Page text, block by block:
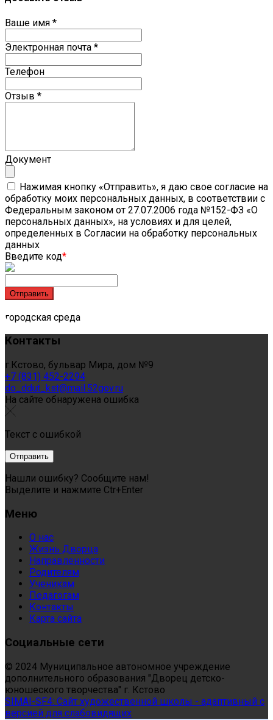
Ваше имя *
Электронная почта *
Телефон
Отзыв *
Документ
Нажимая кнопку «Отправить», я даю свое согласие на
обработку моих персональных данных, в соответствии с
Федеральным законом от 27.07.2006 года №152-ФЗ «О
персональных данных», на условиях и для целей,
определенных в Согласии на обработку персональных
данных
Введите код*
городская среда
Контакты
г.Кстово, бульвар Мира, дом №9
+7 (831) 452-2294
do_ddut_kst@mail.52gov.ru
На сайте обнаружена ошибка
Текст с ошибкой
Нашли ошибку? Сообщите нам!
Выделите и нажмите Ctr+Enter
Меню
О нас
Жизнь Дворца
Направленности
Родителям
Ученикам
Педагогам
Контакты
Карта сайта
Социальные сети
© 2024 Муниципальное автономное учреждение
дополнительного образования "Дворец детско-
юношеского творчества" г. Кстово
SIMAI-SF4: Сайт художественной школы - адаптивный с
версией для слабовидящих